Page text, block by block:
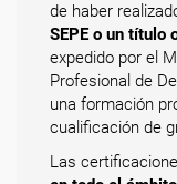
de haber
SEPE o un título
expedido por el
Profesional de
una formación
cualificación de
Las